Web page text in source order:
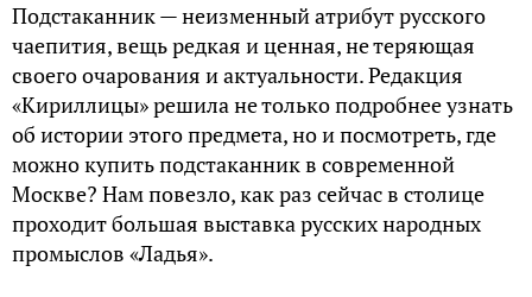
Подстаканник — неизменный атрибут русского
чаепития, вещь редкая и ценная, не теряющая
своего очарования и актуальности. Редакция
«Кириллицы» решила не только подробнее узнать
об истории этого предмета, но и посмотреть, где
можно купить подстаканник в современной
Москве? Нам повезло, как раз сейчас в столице
проходит большая выставка русских народных
промыслов «Ладья».